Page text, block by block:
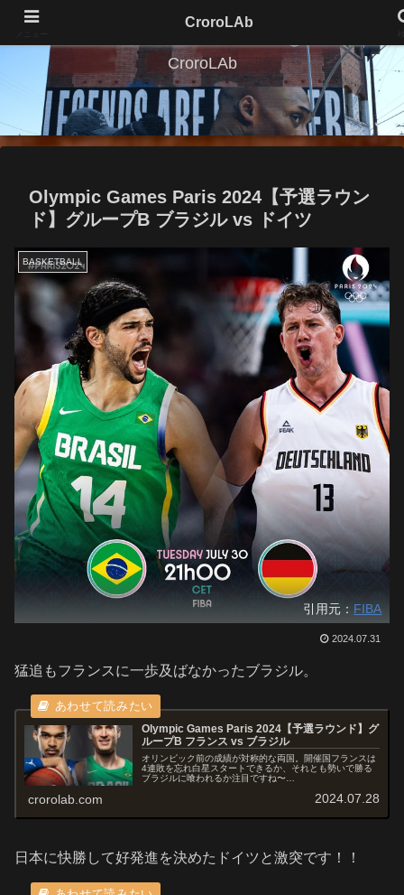
CroroLAb
Olympic Games Paris 2024【予選ラウン
ド】グループB ブラジル vs ドイツ
BASKETBALL
引用元： FIBA
2024.07.31
猛追もフランスに一歩及ばなかったブラジル。
Olympic Games Paris 2024【予選ラウンド】グ
ループB フランス vs ブラジル
オリンピック前の成績が対称的な両国。開催国フランスは
4連敗を忘れ白星スタートできるか、それとも勢いで勝る
ブラジルに喰われるか注目ですね〜
crorolab.com 2024.07.28
日本に快勝して好発進を決めたドイツと激突です！！
CroroLAb